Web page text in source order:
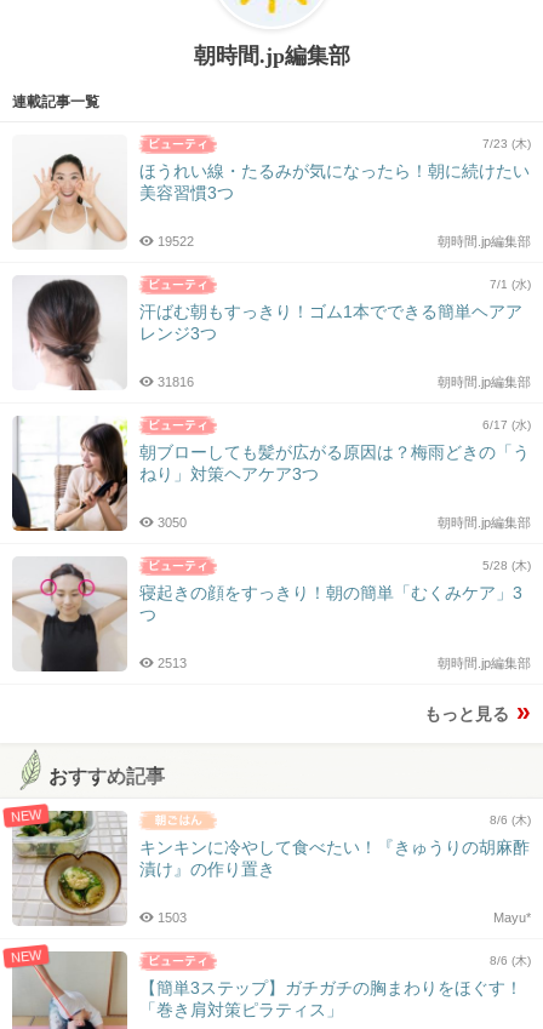
朝時間.jp編集部
連載記事一覧
7/23 (木)
ほうれい線・たるみが気になったら！朝に続けたい
美容習慣3つ
朝時間.jp編集部
19522
7/1 (水)
汗ばむ朝もすっきり！ゴム1本でできる簡単ヘアア
レンジ3つ
朝時間.jp編集部
31816
6/17 (水)
朝ブローしても髪が広がる原因は？梅雨どきの「う
ねり」対策ヘアケア3つ
朝時間.jp編集部
3050
5/28 (木)
寝起きの顔をすっきり！朝の簡単「むくみケア」3
つ
朝時間.jp編集部
2513
もっと見る
おすすめ記事
NEW 8/6 (木)
キンキンに冷やして食べたい！『きゅうりの胡麻酢
漬け』の作り置き
Mayu*
1503
NEW 8/6 (木)
【簡単3ステップ】ガチガチの胸まわりをほぐす！
「巻き肩対策ピラティス」